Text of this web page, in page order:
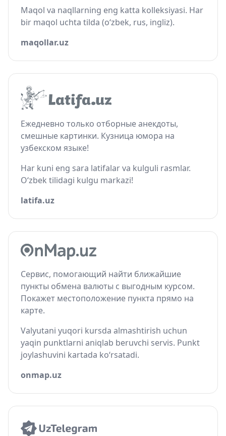
Maqol va naqllarning eng katta kolleksiyasi. Har
bir maqol uchta tilda (o‘zbek, rus, ingliz).
maqollar.uz
Ежедневно только отборные анекдоты,
смешные картинки. Кузница юмора на
узбекском языке!
Har kuni eng sara latifalar va kulguli rasmlar.
O‘zbek tilidagi kulgu markazi!
latifa.uz
Сервис, помогающий найти ближайшие
пункты обмена валюты с выгодным курсом.
Покажет местоположение пункта прямо на
карте.
Valyutani yuqori kursda almashtirish uchun
yaqin punktlarni aniqlab beruvchi servis. Punkt
joylashuvini kartada ko‘rsatadi.
onmap.uz